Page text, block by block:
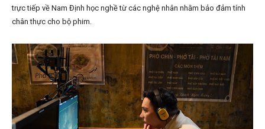
trực tiếp về Nam Định học nghề từ các nghệ nhân nhằm bảo đảm tính
chân thực cho bộ phim.